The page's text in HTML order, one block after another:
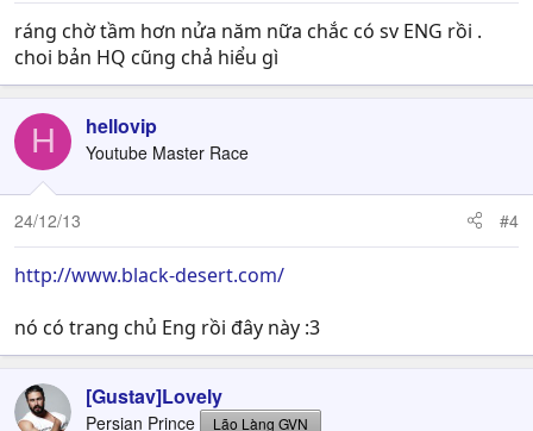
ráng chờ tầm hơn nửa năm nữa chắc có sv ENG rồi .
choi bản HQ cũng chả hiểu gì
H hellovip
Youtube Master Race
24/12/13 #4
http://www.black-desert.com/
nó có trang chủ Eng rồi đây này :3
[Gustav]Lovely
Persian Prince Lão Làng GVN